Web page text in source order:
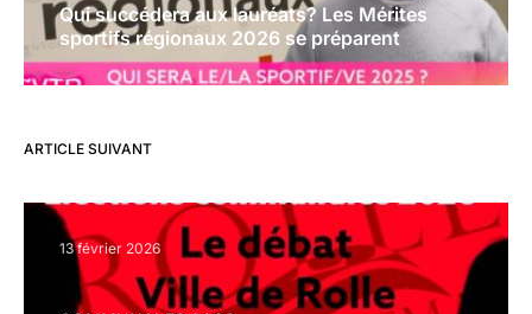
Qui succédera aux lauréats? Les Mérites
sportifs régionaux 2026 se préparent
ARTICLE SUIVANT
13 février 2026